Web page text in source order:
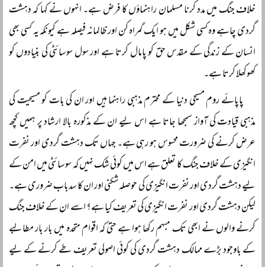
خلاف جنگ میں مدد کرنا مسلمان راہنماؤں کا فرض ہے۔ انہوں نے کہا کہ دہشت
گردی چاہے وہ کسی شکل میں ہو ایک گمراہ کن اور ظالمانہ فیصلہ ہے کیونکہ یہ کسی بھی
انسان کے زندگی کے مقدس حق کو پامال کرتا ہے اور سول سوسائٹی کی بنیادوں کو
کھوکھلا کرتا ہے۔
پاپائے روم مسیحی دنیا کے محترم مذہبی راہنما ہیں اور ان کی بات کو مسیحیت کی
مذہبی قیادت کی آواز سمجھا جاتا ہے اس لیے ان کے مذکورہ بالا ارشاد پر ہمیں کچھ
عرض کرنے کی ضرورت محسوس ہو رہی ہے۔ جہاں تک دہشت گردی اور نفرت
انگیزی کے خلاف جنگ کا تعلق ہے اس میں کوئی شک نہیں کہ سوسائٹی میں امن کے
لیے دہشت گردی اور نفرت انگیزی کی حوصلہ شکنی اور ان کا سدباب ضروری ہے۔
لیکن دہشت گردی اور نفرت انگیزی کی تعریف کیا ہے؟ اسے ان کے خلاف جنگ
کرنے والوں نے ابھی تک مبہم رکھا ہوا ہے حتیٰ کہ اقوام متحدہ میں بار بار مطالبے
کے باوجود بڑے ممالک دہشت گردی کی کوئی اصولی تعریف طے کرنے کے لیے